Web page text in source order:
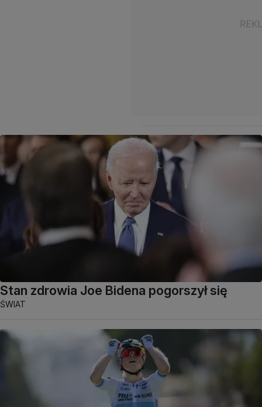
Stan zdrowia Joe Bidena pogorszył się
ŚWIAT